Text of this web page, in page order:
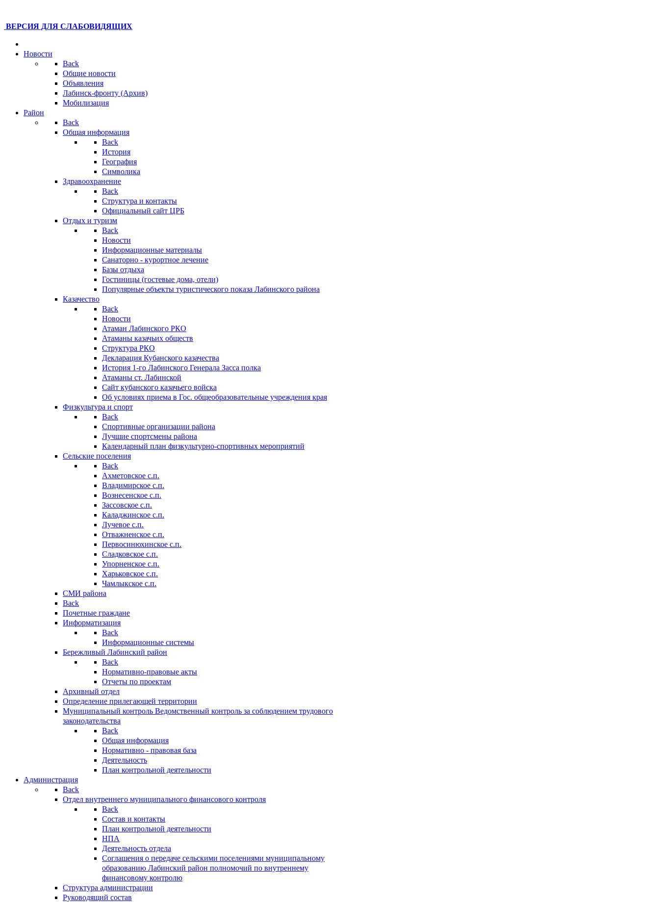
ВЕРСИЯ ДЛЯ СЛАБОВИДЯЩИХ
Новости
Back
Общие новости
Объявления
Лабинск-фронту (Архив)
Мобилизация
Район
Back
Общая информация
Back
История
География
Символика
Здравоохранение
Back
Структура и контакты
Официальный сайт ЦРБ
Отдых и туризм
Back
Новости
Информационные материалы
Санаторно - курортное лечение
Базы отдыха
Гостиницы (гостевые дома, отели)
Популярные объекты туристического показа Лабинского района
Казачество
Back
Новости
Атаман Лабинского РКО
Атаманы казачьих обществ
Структура РКО
Декларация Кубанского казачества
История 1-го Лабинского Генерала Засса полка
Атаманы ст. Лабинской
Cайт кубанского казачьего войска
Об условиях приема в Гос. общеобразовательные учреждения края
Физкультура и спорт
Back
Спортивные организации района
Лучшие спортсмены района
Календарный план физкультурно-спортивных мероприятий
Сельские поселения
Back
Ахметовское с.п.
Владимирское с.п.
Вознесенское с.п.
Зассовское с.п.
Каладжинское с.п.
Лучевое с.п.
Отважненское с.п.
Первосинюхинское с.п.
Сладковское с.п.
Упорненское с.п.
Харьковское с.п.
Чамлыкское с.п.
СМИ района
Back
Почетные граждане
Информатизация
Back
Информационные системы
Бережливый Лабинский район
Back
Нормативно-правовые акты
Отчеты по проектам
Архивный отдел
Определение прилегающей территории
Муниципальный контроль Ведомственный контроль за соблюдением трудового
законодательства
Back
Общая информация
Нормативно - правовая база
Деятельность
План контрольной деятельности
Администрация
Back
Отдел внутреннего муниципального финансового контроля
Back
Состав и контакты
План контрольной деятельности
НПА
Деятельность отдела
Соглашения о передаче сельскими поселениями муниципальному
образованию Лабинский район полномочий по внутреннему
финансовому контролю
Структура администрации
Руководящий состав